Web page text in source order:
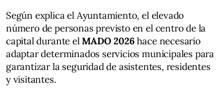
Según explica el Ayuntamiento, el elevado
número de personas previsto en el centro de la
capital durante elMADO 2026 hace necesario
adaptar determinados servicios municipales para
garantizar la seguridad de asistentes, residentes
y visitantes.